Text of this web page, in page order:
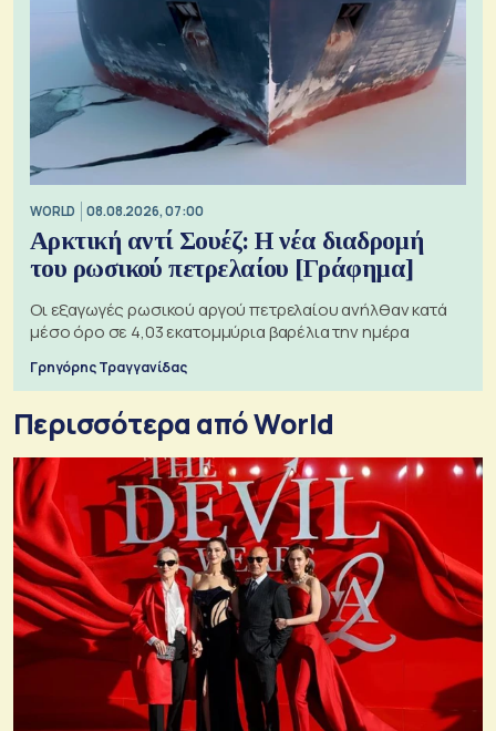
WORLD 08.08.2026, 07:00
Αρκτική αντί Σουέζ: Η νέα διαδρομή
του ρωσικού πετρελαίου [Γράφημα]
Οι εξαγωγές ρωσικού αργού πετρελαίου ανήλθαν κατά
μέσο όρο σε 4,03 εκατομμύρια βαρέλια την ημέρα
Γρηγόρης Τραγγανίδας
Περισσότερα από World